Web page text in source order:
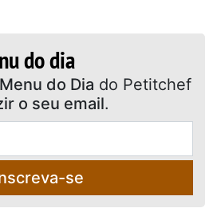
do dia
Menu do Dia do Petitchef
o seu email.
se